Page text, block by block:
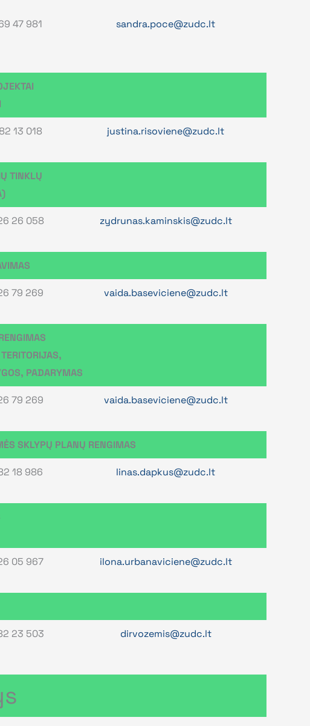
47 981 sandra.poce@zudc.lt
13 018 justina.risoviene@zudc.lt
TINKLŲ
26 058 zydrunas.kaminskis@zudc.lt
79 269 vaida.baseviciene@zudc.lt
PADARYMAS
79 269 vaida.baseviciene@zudc.lt
SKLYPŲ PLANŲ RENGIMAS
18 986 linas.dapkus@zudc.lt
05 967 ilona.urbanaviciene@zudc.lt
23 503 dirvozemis@zudc.lt